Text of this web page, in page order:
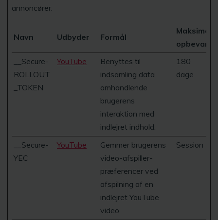
annoncører.
Navn Udbyder Formål
Maksimal
__Secure-
ROLLOUT
_TOKEN
YouTube
Benyttes til
indsamling data
omhandlende
brugerens
interaktion med
indlejret indhold.
180
dage
__Secure-
YEC
YouTube
Gemmer brugerens
video-afspiller-
præferencer ved
afspilning af en
indlejret YouTube
video
Session